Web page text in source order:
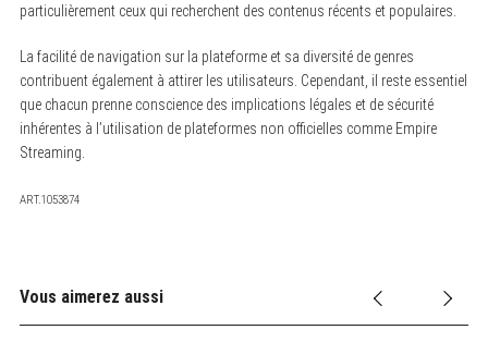
particulièrement ceux qui recherchent des contenus récents et populaires.
La facilité de navigation sur la plateforme et sa diversité de genres
contribuent également à attirer les utilisateurs. Cependant, il reste essentiel
que chacun prenne conscience des implications légales et de sécurité
inhérentes à l’utilisation de plateformes non officielles comme Empire
Streaming.
ART.1053874
Vous aimerez aussi